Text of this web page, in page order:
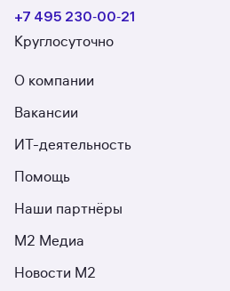
+7 495 230‑00‑21
Круглосуточно
О компании
Вакансии
ИТ-деятельность
Помощь
Наши партнёры
М2 Медиа
Новости М2